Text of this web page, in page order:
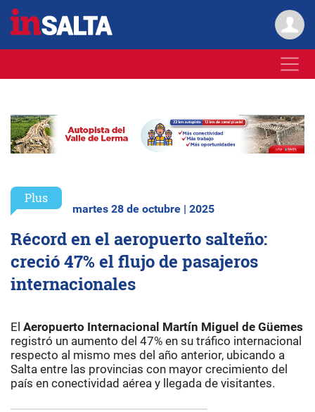
Plus
martes 28 de octubre | 2025
Récord en el aeropuerto salteño:
creció 47% el flujo de pasajeros
internacionales
El Aeropuerto Internacional Martín Miguel de Güemes
registró un aumento del 47% en su tráfico internacional
respecto al mismo mes del año anterior, ubicando a
Salta entre las provincias con mayor crecimiento del
país en conectividad aérea y llegada de visitantes.